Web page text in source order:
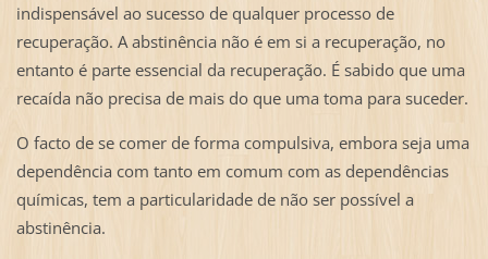
indispensável ao sucesso de qualquer processo de
recuperação. A abstinência não é em si a recuperação, no
entanto é parte essencial da recuperação. É sabido que uma
recaída não precisa de mais do que uma toma para suceder.
O facto de se comer de forma compulsiva, embora seja uma
dependência com tanto em comum com as dependências
químicas, tem a particularidade de não ser possível a
abstinência.